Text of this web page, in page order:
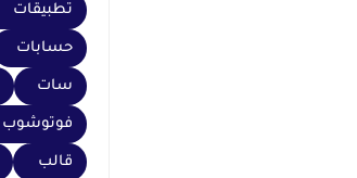
تطبيقات
حسابات
سات
فوتوشوب
قالب